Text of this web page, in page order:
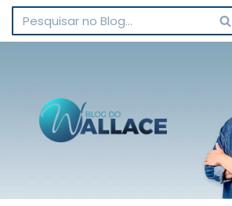
Pular
conteúdo